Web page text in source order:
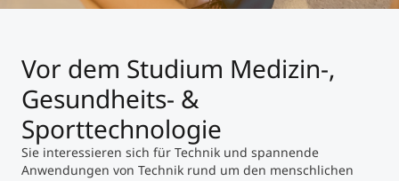
Vor dem Studium Medizin-,
Gesundheits- &
Sporttechnologie
Sie interessieren sich für Technik und spannende
Anwendungen von Technik rund um den menschlichen